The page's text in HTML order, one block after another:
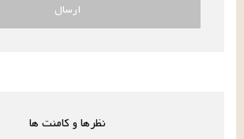
ارسال
نظرها و کامنت ها